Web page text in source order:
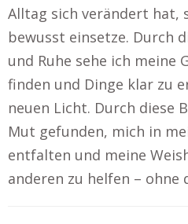
Alltag sich verändert hat,
bewusst einsetze. Durch
und Ruhe sehe ich meine
finden und Dinge klar zu
neuen Licht. Durch diese
Mut gefunden, mich in
entfalten und meine
anderen zu helfen – ohne